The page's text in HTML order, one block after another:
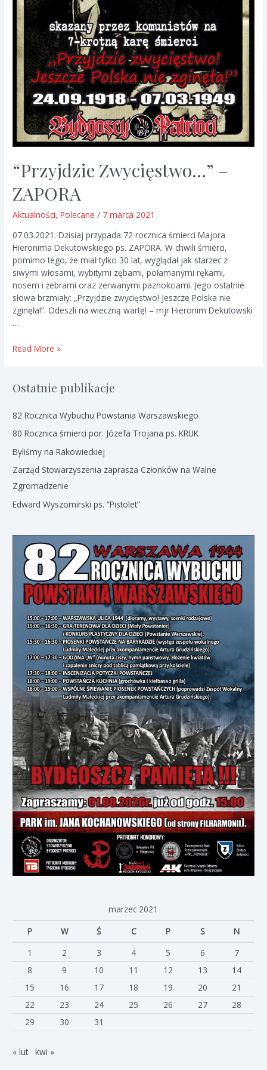
“Przyjdzie Zwycięstwo…” –
ZAPORA
Aktualności,Polecane / 7 marca 2021
07.03.2021. Dzisiaj przypada 72 rocznica śmierci Majora
Hieronima Dekutowskiego ps. ZAPORA. W chwili śmierci,
pomimo tego, że miał tylko 30 lat, wyglądał jak starzec z
siwymi włosami, wybitymi zębami, połamanymi rękami,
nosem i żebrami oraz zerwanymi paznokciami. Jego ostatnie
słowa brzmiały: „Przyjdzie zwycięstwo! Jeszcze Polska nie
zginęła!”. Odeszli na wieczną wartę! – mjr Hieronim Dekutowski
…
“Przyjdzie
ZAPORA
Read More »
Ostatnie publikacje
82 Rocznica Wybuchu Powstania Warszawskiego
80 Rocznica śmierci por. Józefa Trojana ps. KRUK
Byliśmy na Rakowieckiej
Zarząd Stowarzyszenia zaprasza Członków na Walne
Zgromadzenie
Edward Wyszomirski ps. “Pistolet”
marzec 2021
P
W Ś C P S
N
1
2 3 4 5 6
7
8
9 10 11 12 13
14
15
16 17 18 19 20
21
22
23 24 25 26 27
28
29
30 31
« lut kwi »